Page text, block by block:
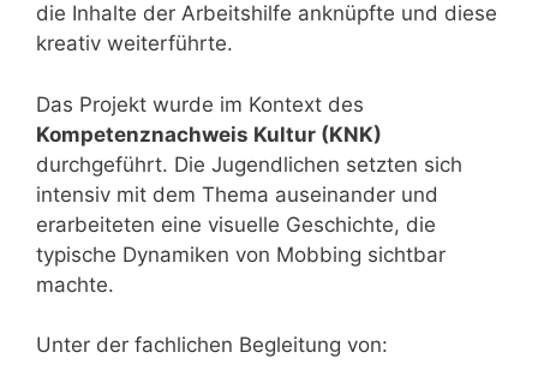
die Inhalte der Arbeitshilfe anknüpfte und diese
kreativ weiterführte.
Das Projekt wurde im Kontext des
Kompetenznachweis Kultur (KNK)
durchgeführt. Die Jugendlichen setzten sich
intensiv mit dem Thema auseinander und
erarbeiteten eine visuelle Geschichte, die
typische Dynamiken von Mobbing sichtbar
machte.
Unter der fachlichen Begleitung von: